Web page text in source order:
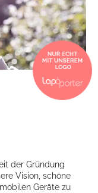
der Gründung
Vision, schöne
Geräte zu